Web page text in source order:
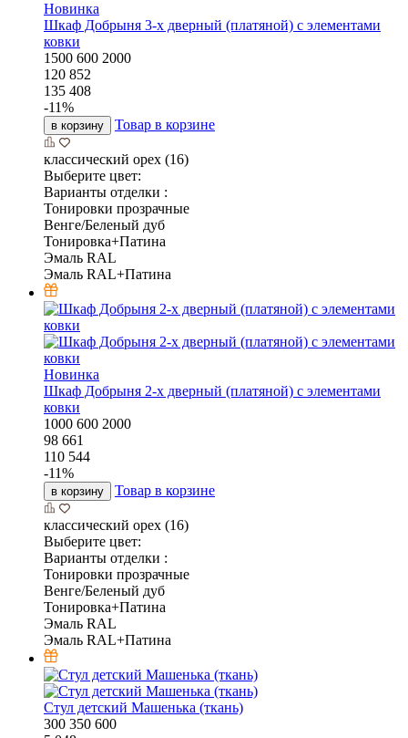
Новинка
Шкаф Добрыня 3-х дверный (платяной) с элементами
ковки
1500 600 2000
120 852
135 408
-11%
в корзину Товар в корзине
классический орех (16)
Выберите цвет:
Варианты отделки :
Тонировки прозрачные
Венге/Беленый дуб
Тонировка+Патина
Эмаль RAL
Эмаль RAL+Патина
Новинка
Шкаф Добрыня 2-х дверный (платяной) с элементами
ковки
1000 600 2000
98 661
110 544
-11%
в корзину Товар в корзине
классический орех (16)
Выберите цвет:
Варианты отделки :
Тонировки прозрачные
Венге/Беленый дуб
Тонировка+Патина
Эмаль RAL
Эмаль RAL+Патина
Стул детский Машенька (ткань)
300 350 600